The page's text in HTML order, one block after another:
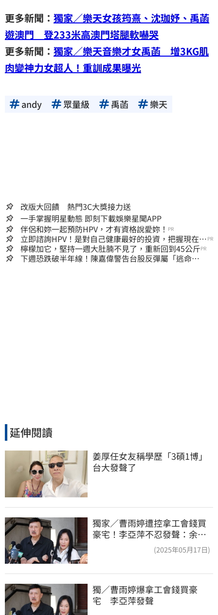
更多新聞： 獨家／樂天女孩筠熹、沈珈妤、禹菡
遊澳門 登233米高澳門塔腿軟嚇哭
更多新聞： 獨家／樂天音樂才女禹菡 增3KG肌
肉變神力女超人！重訓成果曝光
andy 眾量級 禹菡 樂天
改版大回饋 熱門3C大獎接力送
一手掌握明星動態 即刻下載娛樂星聞APP
伴侶和妳一起預防HPV，才有資格說愛妳！ PR
立即諮詢HPV！是對自己健康最好的投資，把握現在不
嫌晚！
PR
檸檬加它，堅持一週大肚腩不見了，重新回到45公斤PR
下週恐跌破半年線！陳嘉偉警告台股反彈屬「逃命
延伸閱讀
姜厚任女友稱學歷「3碩1博」
台大發聲了
獨家／曹雨婷遭控拿工會錢買
豪宅！李亞萍不忍發聲：余天
(2025年05月17日)
獨／曹雨婷爆拿工會錢買豪
宅　李亞萍發聲